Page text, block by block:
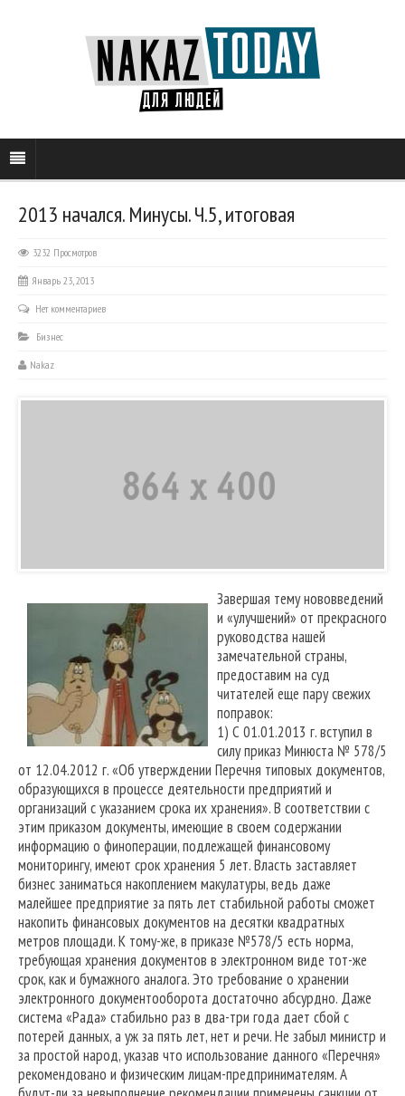
2013 начался. Минусы. Ч.5, итоговая
3232 Просмотров
Январь 23, 2013
Нет комментариев
Бизнес
Nakaz
Завершая тему нововведений
и «улучшений» от прекрасного
руководства нашей
замечательной страны,
предоставим на суд
читателей еще пару свежих
поправок:
1) С 01.01.2013 г. вступил в
силу приказ Минюста № 578/5
от 12.04.2012 г. «Об утверждении Перечня типовых документов,
образующихся в процессе деятельности предприятий и
организаций с указанием срока их хранения». В соответствии с
этим приказом документы, имеющие в своем содержании
информацию о финоперации, подлежащей финансовому
мониторингу, имеют срок хранения 5 лет. Власть заставляет
бизнес заниматься накоплением макулатуры, ведь даже
малейшее предприятие за пять лет стабильной работы сможет
накопить финансовых документов на десятки квадратных
метров площади. К тому-же, в приказе №578/5 есть норма,
требующая хранения документов в электронном виде тот-же
срок, как и бумажного аналога. Это требование о хранении
электронного документооборота достаточно абсурдно. Даже
система «Рада» стабильно раз в два-три года дает сбой с
потерей данных, а уж за пять лет, нет и речи. Не забыл министр и
за простой народ, указав что использование данного «Перечня»
рекомендовано и физическим лицам-предпринимателям. А